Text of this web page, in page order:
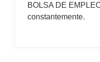
BOLSA DE
constantemente.